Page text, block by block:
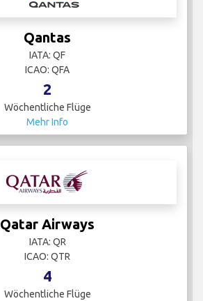
Qantas
IATA: QF
ICAO: QFA
2
Wöchentliche Flüge
Mehr Info
Qatar Airways
IATA: QR
ICAO: QTR
4
Wöchentliche Flüge